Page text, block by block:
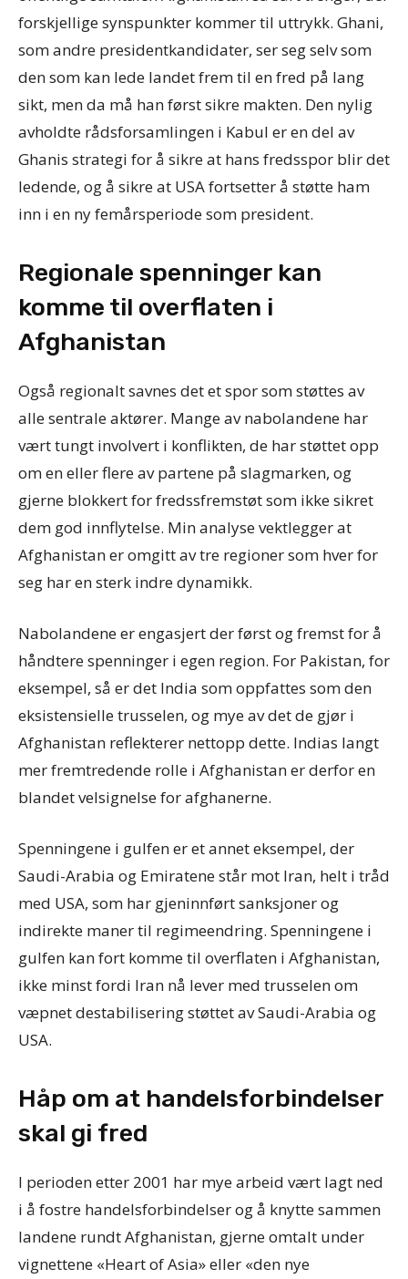
forskjellige synspunkter kommer til uttrykk. Ghani,
som andre presidentkandidater, ser seg selv som
den som kan lede landet frem til en fred på lang
sikt, men da må han først sikre makten. Den nylig
avholdte rådsforsamlingen i Kabul er en del av
Ghanis strategi for å sikre at hans fredsspor blir det
ledende, og å sikre at USA fortsetter å støtte ham
inn i en ny femårsperiode som president.
Regionale spenninger kan
komme til overflaten i
Afghanistan
Også regionalt savnes det et spor som støttes av
alle sentrale aktører. Mange av nabolandene har
vært tungt involvert i konflikten, de har støttet opp
om en eller flere av partene på slagmarken, og
gjerne blokkert for fredssfremstøt som ikke sikret
dem god innflytelse. Min analyse vektlegger at
Afghanistan er omgitt av tre regioner som hver for
seg har en sterk indre dynamikk.
Nabolandene er engasjert der først og fremst for å
håndtere spenninger i egen region. For Pakistan, for
eksempel, så er det India som oppfattes som den
eksistensielle trusselen, og mye av det de gjør i
Afghanistan reflekterer nettopp dette. Indias langt
mer fremtredende rolle i Afghanistan er derfor en
blandet velsignelse for afghanerne.
Spenningene i gulfen er et annet eksempel, der
Saudi-Arabia og Emiratene står mot Iran, helt i tråd
med USA, som har gjeninnført sanksjoner og
indirekte maner til regimeendring. Spenningene i
gulfen kan fort komme til overflaten i Afghanistan,
ikke minst fordi Iran nå lever med trusselen om
væpnet destabilisering støttet av Saudi-Arabia og
USA.
Håp om at handelsforbindelser
skal gi fred
I perioden etter 2001 har mye arbeid vært lagt ned
i å fostre handelsforbindelser og å knytte sammen
landene rundt Afghanistan, gjerne omtalt under
vignettene «Heart of Asia» eller «den nye